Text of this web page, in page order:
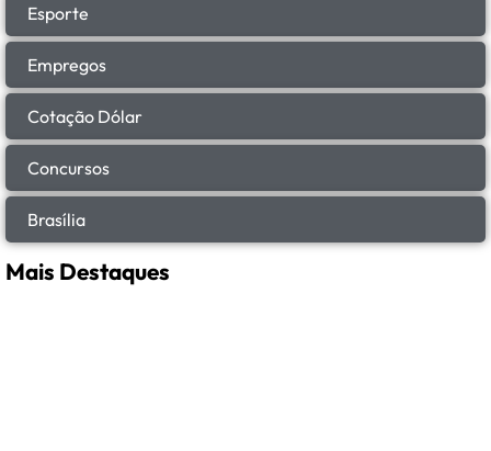
Esporte
Empregos
Cotação Dólar
Concursos
Brasília
Mais Destaques